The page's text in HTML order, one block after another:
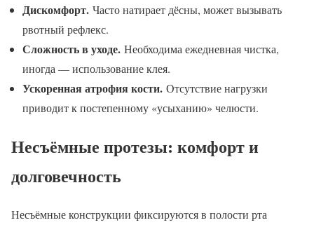
Дискомфорт. Часто натирает дёсны, может вызывать
рвотный рефлекс.
Сложность в уходе. Необходима ежедневная чистка,
иногда — использование клея.
Ускоренная атрофия кости. Отсутствие нагрузки
приводит к постепенному «усыханию» челюсти.
Несъёмные протезы: комфорт и
долговечность
Несъёмные конструкции фиксируются в полости рта